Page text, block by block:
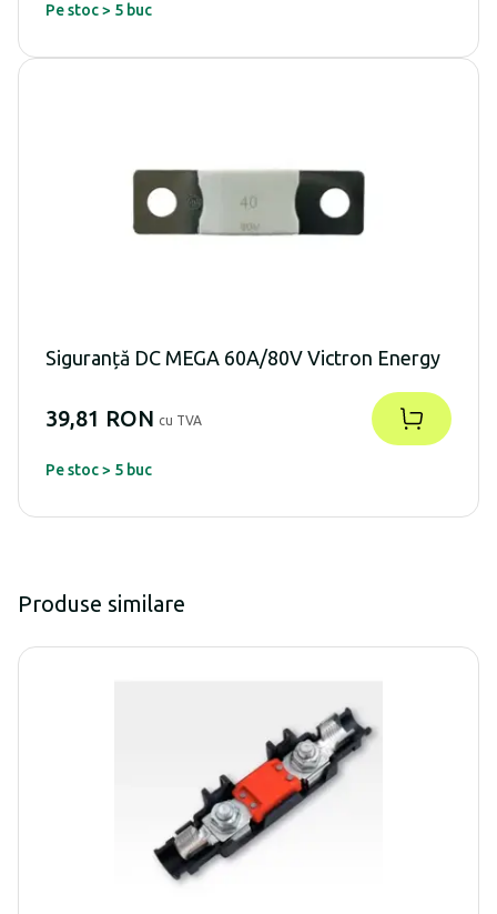
Pe stoc > 5 buc
Siguranță DC MEGA 60A/80V Victron Energy
39,81 RON cu TVA
Pe stoc > 5 buc
Produse similare